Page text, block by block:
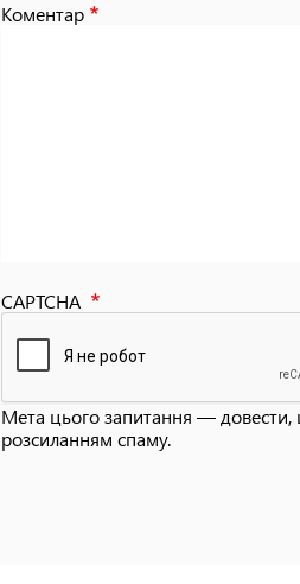
Коментар
CAPTCHA
Мета цього запитання — довести,
розсиланням спаму.